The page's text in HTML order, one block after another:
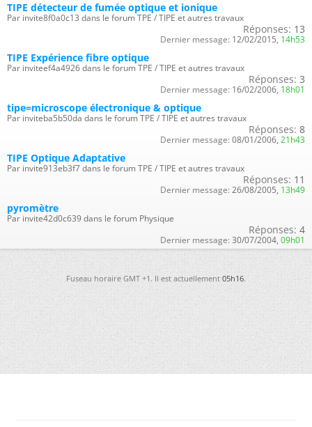
TIPE détecteur de fumée optique et ionique
Par invite8f0a0c13 dans le forum TPE / TIPE et autres travaux
Réponses: 13
Dernier message: 12/02/2015, 14h53
TIPE Expérience fibre optique
Par inviteef4a4926 dans le forum TPE / TIPE et autres travaux
Réponses: 3
Dernier message: 16/02/2006, 18h01
tipe=microscope électronique & optique
Par inviteba5b50da dans le forum TPE / TIPE et autres travaux
Réponses: 8
Dernier message: 08/01/2006, 21h43
TIPE Optique Adaptative
Par invite913eb3f7 dans le forum TPE / TIPE et autres travaux
Réponses: 11
Dernier message: 26/08/2005, 13h49
pyromètre
Par invite42d0c639 dans le forum Physique
Réponses: 4
Dernier message: 30/07/2004, 09h01
Fuseau horaire GMT +1. Il est actuellement05h16.